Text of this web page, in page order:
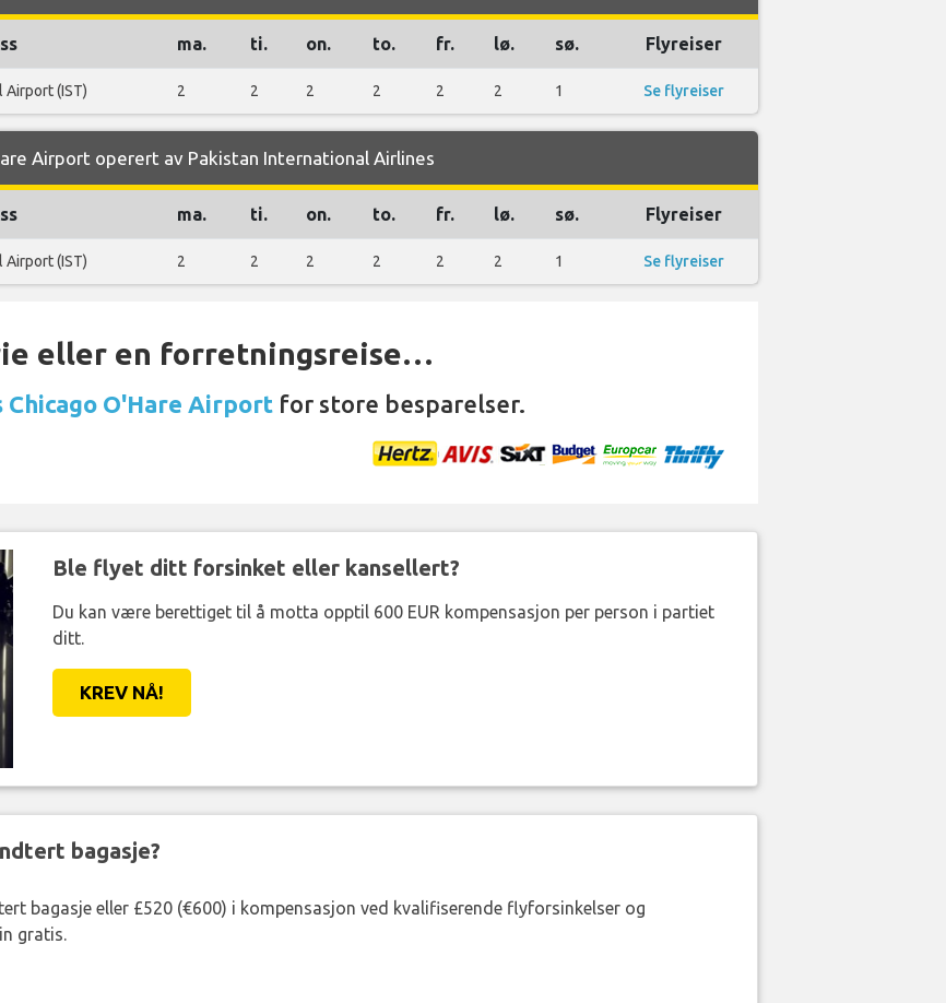
ma. ti. on. to. fr. lø. sø. Flyreiser
Airport (IST) 2 2 2 2 2 2 1 Se flyreiser
Airport operert av Pakistan International Airlines
ma. ti. on. to. fr. lø. sø. Flyreiser
Airport (IST) 2 2 2 2 2 2 1 Se flyreiser
eller en forretningsreise…
Chicago O'Hare Airport for store besparelser.
Ble flyet ditt forsinket eller kansellert?
Du kan være berettiget til å motta opptil 600 EUR kompensasjon per person i partiet
ditt.
KREV NÅ!
bagasje?
bagasje eller £520 (€600) i kompensasjon ved kvalifiserende flyforsinkelser og
gratis.